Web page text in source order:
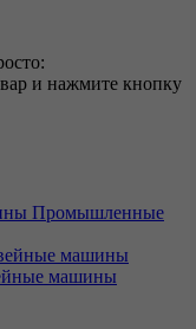
и нажмите кнопку
Промышленные
машины
машины